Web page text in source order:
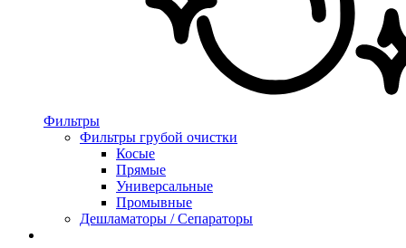
Фильтры
Фильтры грубой очистки
Косые
Прямые
Универсальные
Промывные
Дешламаторы / Сепараторы